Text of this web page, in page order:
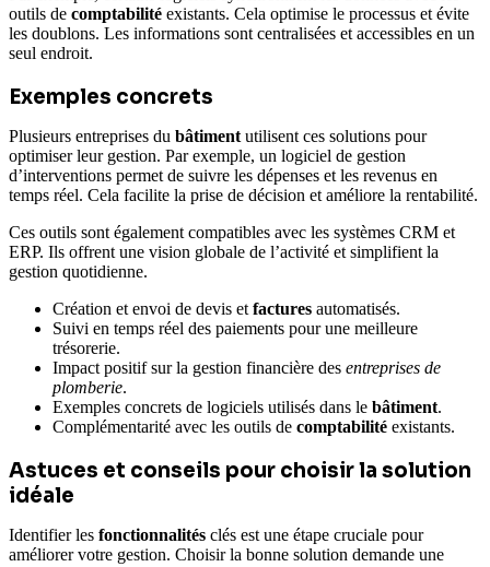
outils de comptabilité existants. Cela optimise le processus et évite
les doublons. Les informations sont centralisées et accessibles en un
seul endroit.
Exemples concrets
Plusieurs entreprises du bâtiment utilisent ces solutions pour
optimiser leur gestion. Par exemple, un logiciel de gestion
d’interventions permet de suivre les dépenses et les revenus en
temps réel. Cela facilite la prise de décision et améliore la rentabilité.
Ces outils sont également compatibles avec les systèmes CRM et
ERP. Ils offrent une vision globale de l’activité et simplifient la
gestion quotidienne.
Création et envoi de devis et factures automatisés.
Suivi en temps réel des paiements pour une meilleure
trésorerie.
Impact positif sur la gestion financière des entreprises de
plomberie.
Exemples concrets de logiciels utilisés dans le bâtiment.
Complémentarité avec les outils de comptabilité existants.
Astuces et conseils pour choisir la solution
idéale
Identifier les fonctionnalités clés est une étape cruciale pour
améliorer votre gestion. Choisir la bonne solution demande une